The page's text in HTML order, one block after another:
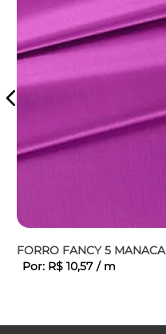
FORRO FANCY 5 MANACA
Por: R$ 10,57 / m